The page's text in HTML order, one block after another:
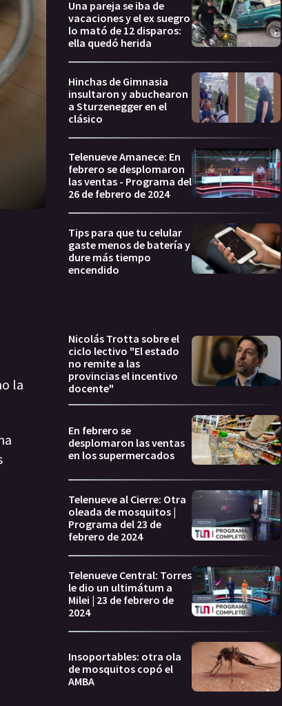
la
Una pareja se iba de
vacaciones y el ex suegro
lo mató de 12 disparos:
ella quedó herida
Hinchas de Gimnasia
insultaron y abuchearon
a Sturzenegger en el
clásico
Telenueve Amanece: En
febrero se desplomaron
las ventas - Programa del
26 de febrero de 2024
Tips para que tu celular
gaste menos de batería y
dure más tiempo
encendido
Nicolás Trotta sobre el
ciclo lectivo "El estado
no remite a las
provincias el incentivo
docente"
En febrero se
desplomaron las ventas
en los supermercados
Telenueve al Cierre: Otra
oleada de mosquitos |
Programa del 23 de
febrero de 2024
Telenueve Central: Torres
le dio un ultimátum a
Milei | 23 de febrero de
2024
Insoportables: otra ola
de mosquitos copó el
AMBA